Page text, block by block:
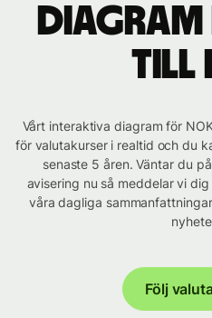
till
Vårt interaktiva diagram för
för valutakurser i realtid och du
senaste 5 åren. Väntar du
avisering nu så meddelar vi
våra dagliga
Följ